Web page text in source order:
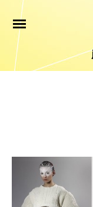
ÚVOD
NOVINKY
PRO
PARTNEŘI
PŘIHLÁŠKA